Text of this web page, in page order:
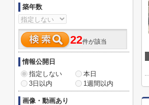
築年数
22件が該当
情報公開日
指定しない
本日
3日以内
1週間以内
画像・動画あり